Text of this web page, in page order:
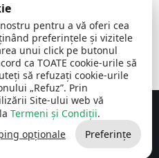
drepturile rezervate
Relații Publice SRL
pentru a vă oferi cea
preferințele și vizitele
unui click pe butonul
ca TOATE cookie-urile să
să refuzați cookie-urile
„Refuz”. Prin
Site-ului web vă
Termeni și Condiții.
opționale Preferințe